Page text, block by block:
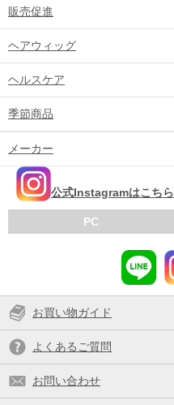
販売促進
ヘアウィッグ
ヘルスケア
季節商品
メーカー
公式Instagramはこちら
PC
お買い物ガイド
よくあるご質問
お問い合わせ